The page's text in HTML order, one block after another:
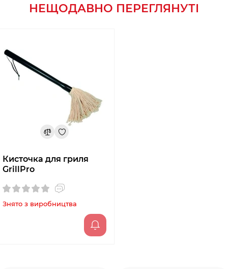
НЕЩОДАВНО ПЕРЕГЛЯНУТІ
Кисточка для гриля
GrillPro
Знято з виробництва